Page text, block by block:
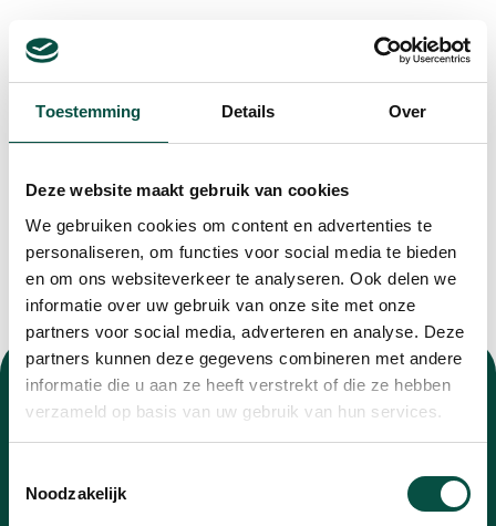
Toestemming Details Over
Deze website maakt gebruik van cookies
We gebruiken cookies om content en advertenties te
personaliseren, om functies voor social media te bieden
en om ons websiteverkeer te analyseren. Ook delen we
informatie over uw gebruik van onze site met onze
partners voor social media, adverteren en analyse. Deze
partners kunnen deze gegevens combineren met andere
informatie die u aan ze heeft verstrekt of die ze hebben
verzameld op basis van uw gebruik van hun services.
Noodzakelijk
Nieuwsbrief